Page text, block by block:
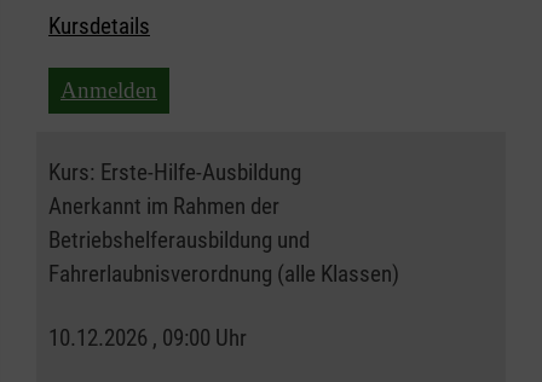
Kursdetails
Anmelden
Kurs: Erste-Hilfe-Ausbildung
Anerkannt im Rahmen der
Betriebshelferausbildung und
Fahrerlaubnisverordnung (alle Klassen)
10.12.2026 , 09:00 Uhr